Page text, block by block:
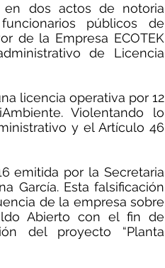
dos actos de notoria
públicos de
de la Empresa ECOTEK
de Licencia
licencia operativa por 12
Violentando lo
y el Artículo 46
emitida por la Secretaria
García. Esta falsificación
de la empresa sobre
Abierto con el fin de
del proyecto “Planta